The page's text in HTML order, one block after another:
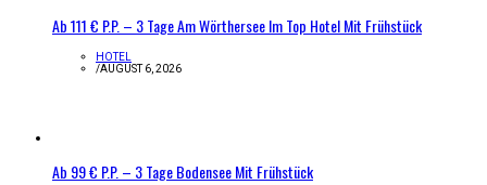
Ab 111 € P.P. – 3 Tage Am Wörthersee Im Top Hotel Mit Frühstück
HOTEL
/AUGUST 6, 2026
Ab 99 € P.P. – 3 Tage Bodensee Mit Frühstück